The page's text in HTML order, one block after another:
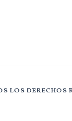
los derechos